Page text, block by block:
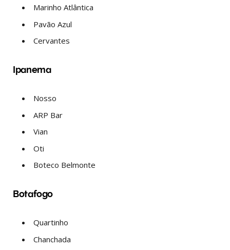
Marinho Atlântica
Pavão Azul
Cervantes
Ipanema
Nosso
ARP Bar
Vian
Oti
Boteco Belmonte
Botafogo
Quartinho
Chanchada